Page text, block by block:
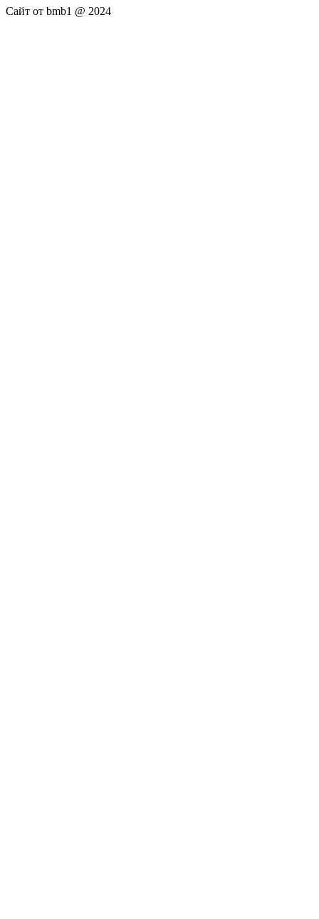
Сайт от bmb1 @ 2024